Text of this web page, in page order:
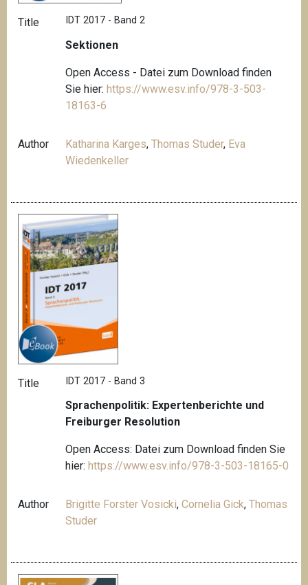
Title IDT 2017 - Band 2
Sektionen
Open Access - Datei zum Download finden
Sie hier:https://www.esv.info/978-3-503-
18163-6
Author Katharina Karges,Thomas Studer, Eva
Wiedenkeller
Title IDT 2017 - Band 3
Sprachenpolitik: Expertenberichte und
Freiburger Resolution
Open Access: Datei zum Download finden Sie
hier: https://www.esv.info/978-3-503-18165-0
Author Brigitte Forster Vosicki,Cornelia Gick,Thomas
Studer